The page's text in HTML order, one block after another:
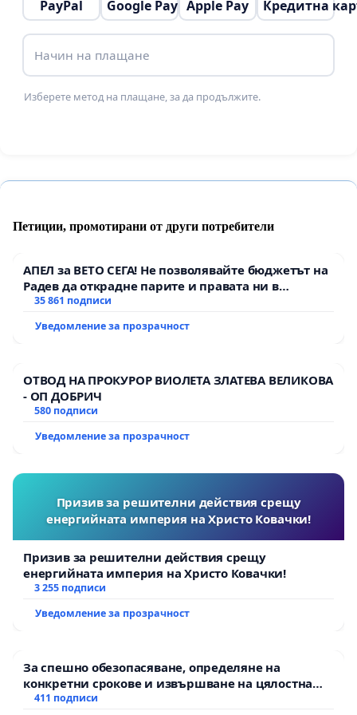
При липса на конкретни действия и срокове, ще
предприемем следните стъпки: сезиране на
национални институции, публичност чрез медии
и граждански протести.
тази връзка не е удобство — това е
Очакваме действия. Не обещания.
PayPal Google Pay Apple Pay Кредитна
Начин на плащане
Изберете метод на плащане, за да продължите.
Петиции, промотирани от други потребители
АПЕЛ за ВЕТО СЕГА! Не позволявайте бюджетът на
Радев да открадне парите и правата ни в
тъмното
35 861 подписи
Уведомление за прозрачност
ОТВОД НА ПРОКУРОР ВИОЛЕТА ЗЛАТЕВА ВЕЛИКОВА
- ОП ДОБРИЧ
580 подписи
Уведомление за прозрачност
Призив за решителни действия срещу
енергийната империя на Христо Ковачки!
Призив за решителни действия срещу
енергийната империя на Христо Ковачки!
3 255 подписи
Уведомление за прозрачност
За спешно обезопасяване, определяне на
конкретни срокове и извършване на цялостна
рехабилитация на републиканския път между
411 подписи